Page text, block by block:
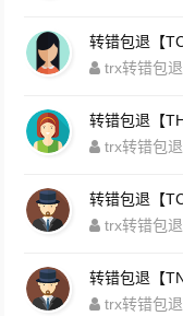
trx转错包退
trx转错包退
trx转错包退
trx转错包退